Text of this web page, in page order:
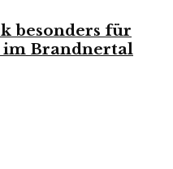
besonders für
Brandnertal